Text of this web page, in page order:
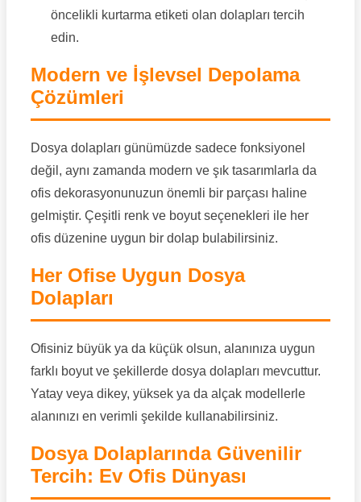
öncelikli kurtarma etiketi olan dolapları tercih
edin.
Modern ve İşlevsel Depolama
Çözümleri
Dosya dolapları günümüzde sadece fonksiyonel
değil, aynı zamanda modern ve şık tasarımlarla da
ofis dekorasyonunuzun önemli bir parçası haline
gelmiştir. Çeşitli renk ve boyut seçenekleri ile her
ofis düzenine uygun bir dolap bulabilirsiniz.
Her Ofise Uygun Dosya
Dolapları
Ofisiniz büyük ya da küçük olsun, alanınıza uygun
farklı boyut ve şekillerde dosya dolapları mevcuttur.
Yatay veya dikey, yüksek ya da alçak modellerle
alanınızı en verimli şekilde kullanabilirsiniz.
Dosya Dolaplarında Güvenilir
Tercih: Ev Ofis Dünyası